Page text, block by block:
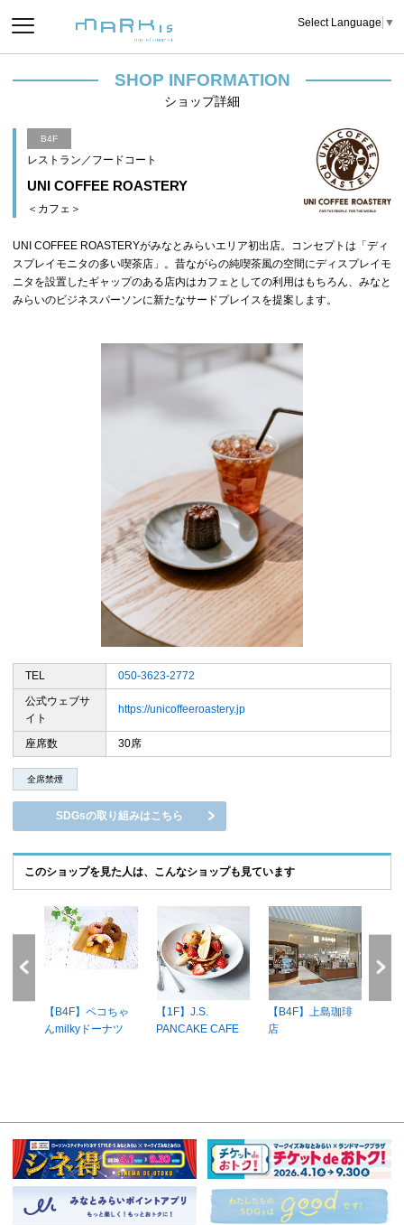
Select Language ▼
SHOP INFORMATION
ショップ詳細
B4F
レストラン／フードコート
UNI COFFEE ROASTERY
＜カフェ＞
UNI COFFEE ROASTERYがみなとみらいエリア初出店。コンセプトは「ディ
スプレイモニタの多い喫茶店」。昔ながらの純喫茶風の空間にディスプレイモ
ニタを設置したギャップのある店内はカフェとしての利用はもちろん、みなと
みらいのビジネスパーソンに新たなサードプレイスを提案します。
TEL
050-3623-2772
公式ウェブサ
イト
https://unicoffeeroastery.jp
座席数 30席
全席禁煙
SDGsの取り組みはこちら
このショップを見た人は、こんなショップも見ています
【B4F】ペコちゃ
んmilkyドーナツ
【1F】J.S.
PANCAKE CAFE
【B4F】上島珈琲
店